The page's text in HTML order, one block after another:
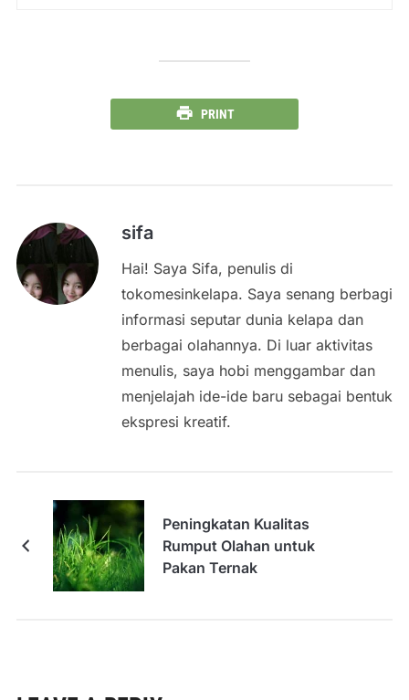
PRINT
sifa
Hai! Saya Sifa, penulis di
tokomesinkelapa. Saya senang berbagi
informasi seputar dunia kelapa dan
berbagai olahannya. Di luar aktivitas
menulis, saya hobi menggambar dan
menjelajah ide-ide baru sebagai bentuk
ekspresi kreatif.
Peningkatan Kualitas
Rumput Olahan untuk
Pakan Ternak